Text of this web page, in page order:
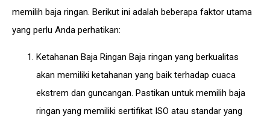
memilih baja ringan. Berikut ini adalah beberapa faktor utama
yang perlu Anda perhatikan:
Ketahanan Baja Ringan Baja ringan yang berkualitas
akan memiliki ketahanan yang baik terhadap cuaca
ekstrem dan guncangan. Pastikan untuk memilih baja
ringan yang memiliki sertifikat ISO atau standar yang